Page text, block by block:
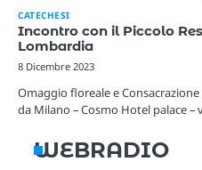
CATECHESI
Incontro con il Piccolo
Lombardia
8 Dicembre 2023
Omaggio floreale e
da Milano – Cosmo Hotel palace –
WEBRADIO